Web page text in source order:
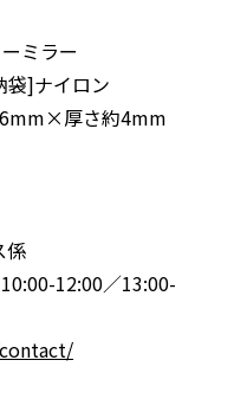
ミラー
袋]ナイロン
厚さ約4mm
係
12:00／13:00-